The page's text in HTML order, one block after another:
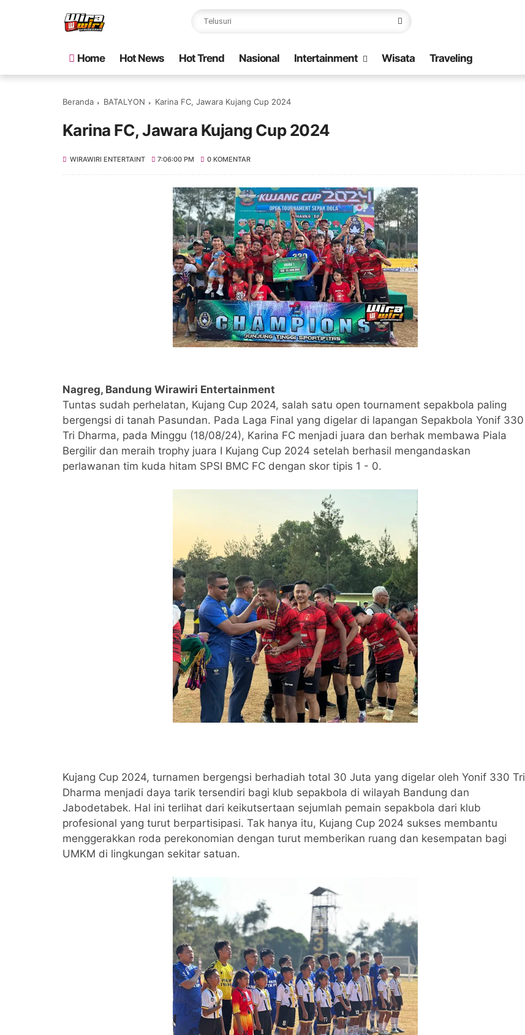
Home Hot News Hot Trend Nasional Intertainment Wisata Traveling
Beranda BATALYON Karina FC, Jawara Kujang Cup 2024
Karina FC, Jawara Kujang Cup 2024
WIRAWIRI ENTERTAINT 7:06:00 PM 0 KOMENTAR
Nagreg, Bandung Wirawiri Entertainment
Tuntas sudah perhelatan, Kujang Cup 2024, salah satu open tournament sepakbola paling
bergengsi di tanah Pasundan. Pada Laga Final yang digelar di lapangan Sepakbola Yonif 330
Tri Dharma, pada Minggu (18/08/24), Karina FC menjadi juara dan berhak membawa Piala
Bergilir dan meraih trophy juara I Kujang Cup 2024 setelah berhasil mengandaskan
perlawanan tim kuda hitam SPSI BMC FC dengan skor tipis 1 - 0.
Kujang Cup 2024, turnamen bergengsi berhadiah total 30 Juta yang digelar oleh Yonif 330 Tri
Dharma menjadi daya tarik tersendiri bagi klub sepakbola di wilayah Bandung dan
Jabodetabek. Hal ini terlihat dari keikutsertaan sejumlah pemain sepakbola dari klub
profesional yang turut berpartisipasi. Tak hanya itu, Kujang Cup 2024 sukses membantu
menggerakkan roda perekonomian dengan turut memberikan ruang dan kesempatan bagi
UMKM di lingkungan sekitar satuan.